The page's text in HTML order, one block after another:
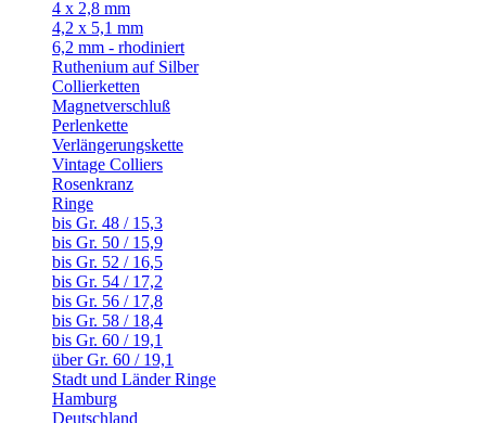
4 x 2,8 mm
4,2 x 5,1 mm
6,2 mm - rhodiniert
Ruthenium auf Silber
Collierketten
Magnetverschluß
Perlenkette
Verlängerungskette
Vintage Colliers
Rosenkranz
Ringe
bis Gr. 48 / 15,3
bis Gr. 50 / 15,9
bis Gr. 52 / 16,5
bis Gr. 54 / 17,2
bis Gr. 56 / 17,8
bis Gr. 58 / 18,4
bis Gr. 60 / 19,1
über Gr. 60 / 19,1
Stadt und Länder Ringe
Hamburg
Deutschland